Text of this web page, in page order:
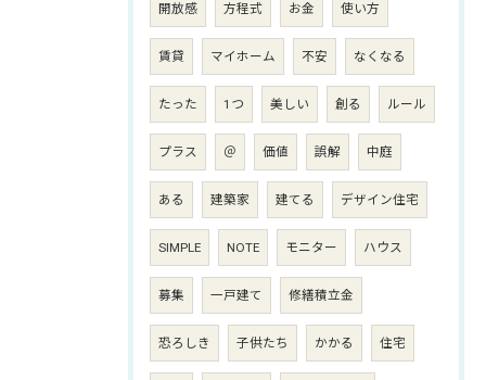
開放感 方程式 お金 使い方
賃貸 マイホーム 不安 なくなる
たった 1つ 美しい 創る ルール
プラス ＠ 価値 誤解 中庭
ある 建築家 建てる デザイン住宅
SIMPLE NOTE モニター ハウス
募集 一戸建て 修繕積立金
恐ろしき 子供たち かかる 住宅